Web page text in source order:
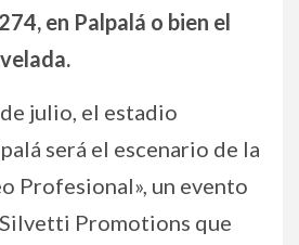
en Palpalá o bien el
julio, el estadio
será el escenario de la
Profesional», un evento
Promotions que